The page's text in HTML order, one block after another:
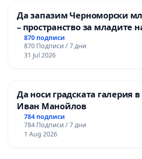
Да запазим Черноморски
– пространство за младите
870 подписи
870 Подписи / 7 дни
31 Jul 2026
Да носи градската галерия
Иван Манойлов
784 подписи
784 Подписи / 7 дни
1 Aug 2026